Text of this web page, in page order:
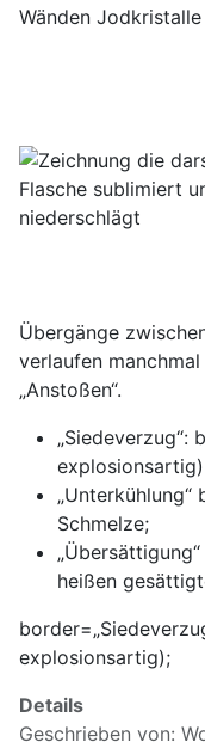
Wänden
Übergänge
verlaufen
„Anstoßen“.
„Siedeverzug“:
„Unterkühlung“
Schmelze;
heißen
explosionsartig);
Details
Geschrieben von: